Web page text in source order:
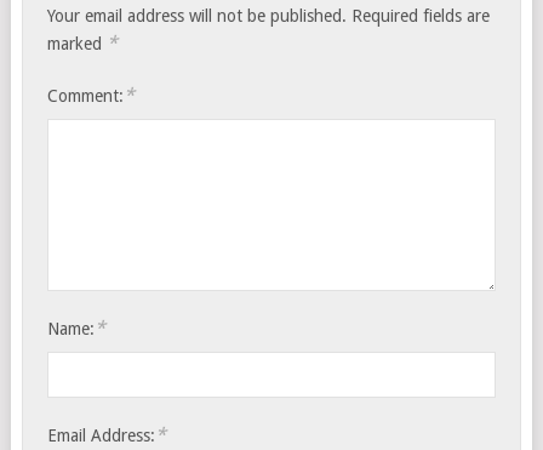
Your email address will not be published. Required fields are
marked *
Comment: *
Name: *
Email Address: *